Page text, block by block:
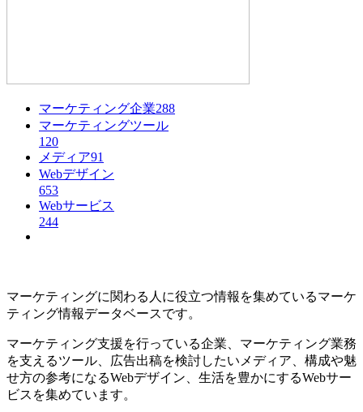
マーケティング企業288
マーケティングツール
120
メディア91
Webデザイン
653
Webサービス
244
マーケティングに関わる人に役立つ情報を集めているマーケ
ティング情報データベースです。
マーケティング支援を行っている企業、マーケティング業務
を支えるツール、広告出稿を検討したいメディア、構成や魅
せ方の参考になるWebデザイン、生活を豊かにするWebサー
ビスを集めています。